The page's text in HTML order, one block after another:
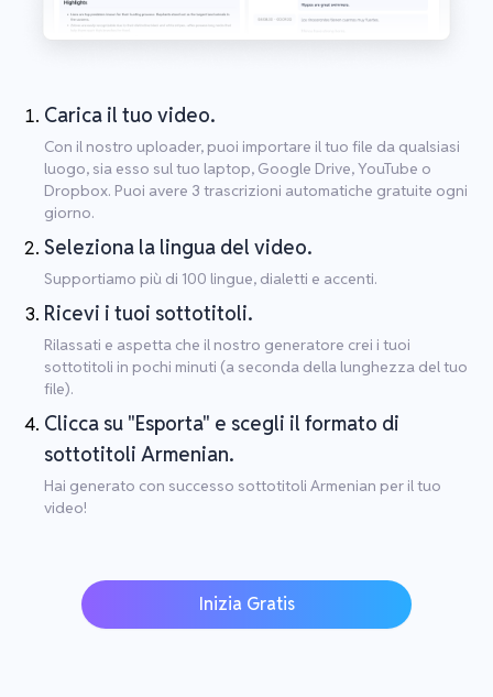
Carica il tuo video.
Con il nostro uploader, puoi importare il tuo file da qualsiasi
luogo, sia esso sul tuo laptop, Google Drive, YouTube o
Dropbox. Puoi avere 3 trascrizioni automatiche gratuite ogni
giorno.
Seleziona la lingua del video.
Supportiamo più di 100 lingue, dialetti e accenti.
Ricevi i tuoi sottotitoli.
Rilassati e aspetta che il nostro generatore crei i tuoi
sottotitoli in pochi minuti (a seconda della lunghezza del tuo
file).
Clicca su "Esporta" e scegli il formato di
sottotitoli Armenian.
Hai generato con successo sottotitoli Armenian per il tuo
video!
Inizia Gratis